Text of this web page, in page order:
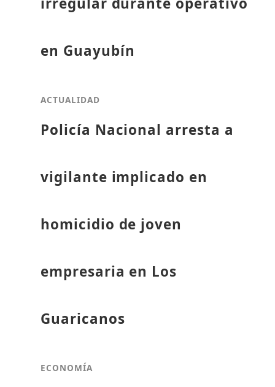
en Guayubín
ACTUALIDAD
Policía Nacional arresta a
vigilante implicado en
homicidio de joven
empresaria en Los
Guaricanos
ECONOMÍA